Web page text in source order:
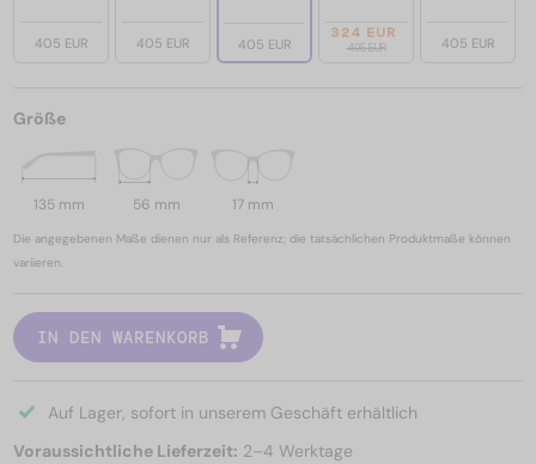
405 EUR 405 EUR 405 EUR
324 EUR
405 EUR 405 EUR
Größe
135 mm 56 mm 17 mm
Die angegebenen Maße dienen nur als Referenz; die tatsächlichen Produktmaße können
variieren.
IN DEN WARENKORB
Auf Lager, sofort in unserem Geschäft erhältlich
Voraussichtliche Lieferzeit: 2–4 Werktage